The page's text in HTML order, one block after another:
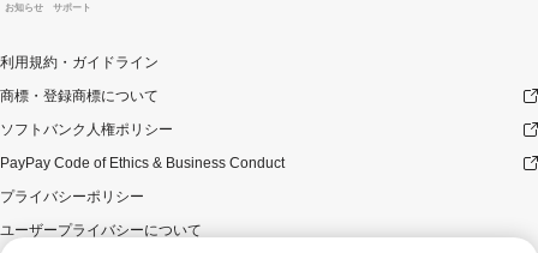
お知らせ サポート
利用規約・ガイドライン
商標・登録商標について
ソフトバンク人権ポリシー
PayPay Code of Ethics & Business Conduct
プライバシーポリシー
ユーザープライバシーについて